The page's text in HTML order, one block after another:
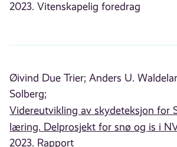
2023. Vitenskapelig foredrag
Øivind Due Trier; Anders U.
Solberg;
Videreutvikling av skydeteksjon for
læring. Delprosjekt for snø og is i
2023. Rapport